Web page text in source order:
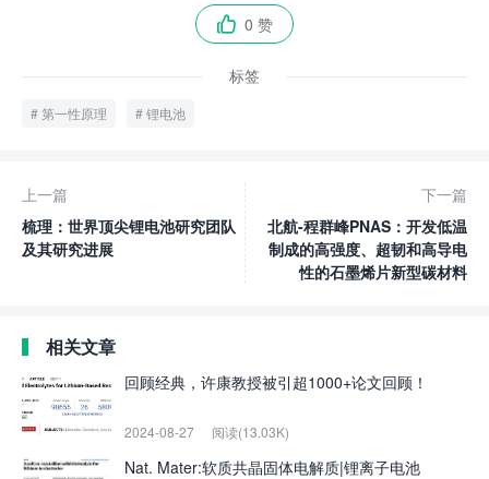
 0 赞
标签
第一性原理 锂电池
上一篇
梳理：世界顶尖锂电池研究团队
及其研究进展
下一篇
北航-程群峰PNAS：开发低温
制成的高强度、超韧和高导电
性的石墨烯片新型碳材料
相关文章
回顾经典，许康教授被引超1000+论文回顾！
2024-08-27 阅读(13.03K)
Nat. Mater:软质共晶固体电解质|锂离子电池